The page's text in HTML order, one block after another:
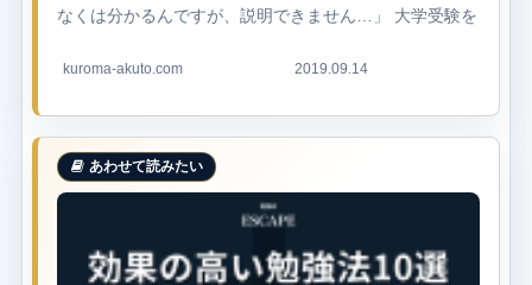
なくは分かるんですが、説明できません…」 大学受験を
kuroma-akuto.com 2019.09.14